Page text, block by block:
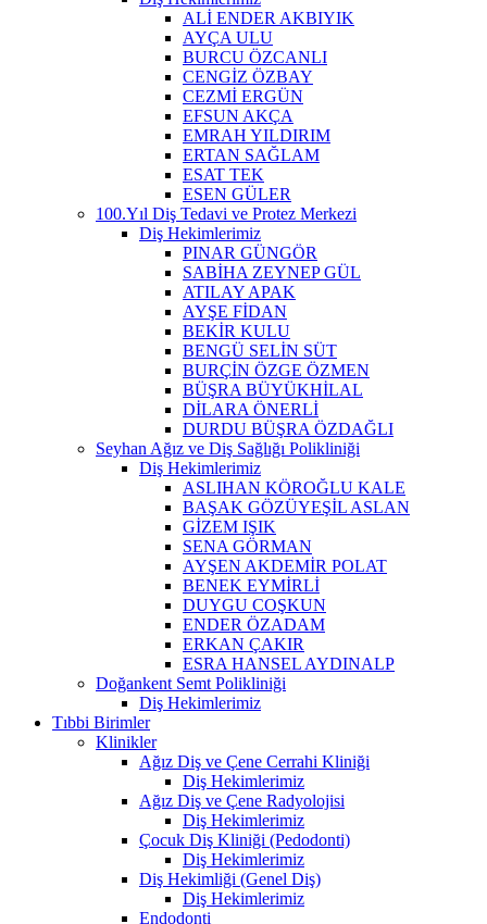
ALİ ENDER AKBIYIK
AYÇA ULU
BURCU ÖZCANLI
CENGİZ ÖZBAY
CEZMİ ERGÜN
EFSUN AKÇA
EMRAH YILDIRIM
ERTAN SAĞLAM
ESAT TEK
ESEN GÜLER
100.Yıl Diş Tedavi ve Protez Merkezi
Diş Hekimlerimiz
PINAR GÜNGÖR
SABİHA ZEYNEP GÜL
ATILAY APAK
AYŞE FİDAN
BEKİR KULU
BENGÜ SELİN SÜT
BURÇİN ÖZGE ÖZMEN
BÜŞRA BÜYÜKHİLAL
DİLARA ÖNERLİ
DURDU BÜŞRA ÖZDAĞLI
Seyhan Ağız ve Diş Sağlığı Polikliniği
Diş Hekimlerimiz
ASLIHAN KÖROĞLU KALE
BAŞAK GÖZÜYEŞİL ASLAN
GİZEM IŞIK
SENA GÖRMAN
AYŞEN AKDEMİR POLAT
BENEK EYMİRLİ
DUYGU COŞKUN
ENDER ÖZADAM
ERKAN ÇAKIR
ESRA HANSEL AYDINALP
Doğankent Semt Polikliniği
Diş Hekimlerimiz
Tıbbi Birimler
Klinikler
Ağız Diş ve Çene Cerrahi Kliniği
Diş Hekimlerimiz
Ağız Diş ve Çene Radyolojisi
Diş Hekimlerimiz
Çocuk Diş Kliniği (Pedodonti)
Diş Hekimlerimiz
Diş Hekimliği (Genel Diş)
Diş Hekimlerimiz
Endodonti